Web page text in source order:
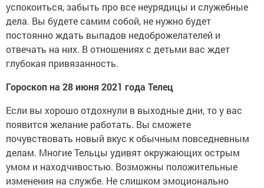
успокоиться, забыть про все неурядицы и служебные
дела. Вы будете самим собой, не нужно будет
постоянно ждать выпадов недоброжелателей и
отвечать на них. В отношениях с детьми вас ждет
глубокая привязанность.
Гороскоп на 28 июня 2021 года Телец
Если вы хорошо отдохнули в выходные дни, то у вас
появится желание работать. Вы сможете
почувствовать новый вкус к обычным повседневным
делам. Многие Тельцы удивят окружающих острым
умом и находчивостью. Возможны положительные
изменения на службе. Не слишком эмоционально